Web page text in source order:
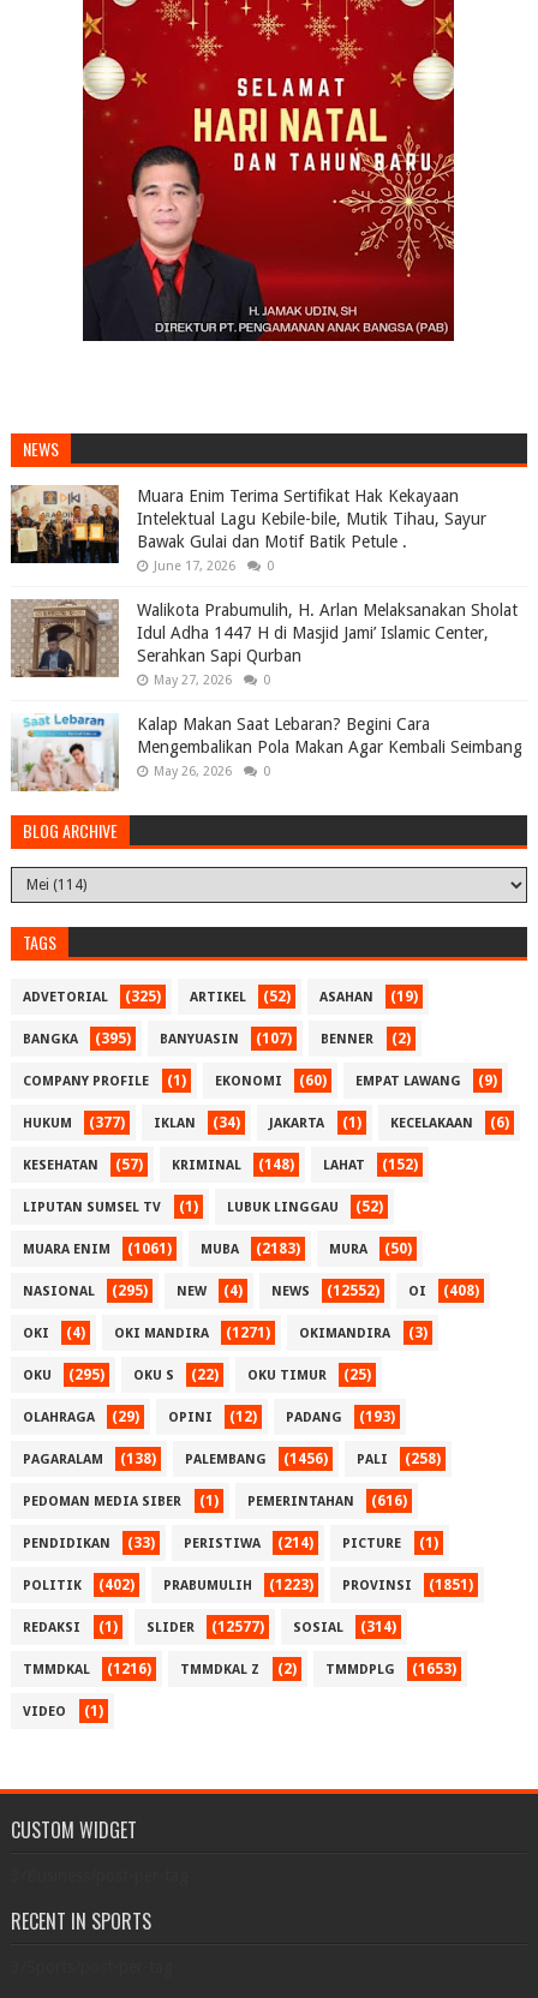
NEWS
Muara Enim Terima Sertifikat Hak Kekayaan
Intelektual Lagu Kebile-bile, Mutik Tihau, Sayur
Bawak Gulai dan Motif Batik Petule .
June 17, 2026 0
Walikota Prabumulih, H. Arlan Melaksanakan Sholat
Idul Adha 1447 H di Masjid Jami’ Islamic Center,
Serahkan Sapi Qurban
May 27, 2026 0
Kalap Makan Saat Lebaran? Begini Cara
Mengembalikan Pola Makan Agar Kembali Seimbang
May 26, 2026 0
BLOG ARCHIVE
TAGS
ADVETORIAL (325) ARTIKEL (52) ASAHAN (19)
BANGKA (395) BANYUASIN (107) BENNER (2)
COMPANY PROFILE (1) EKONOMI (60) EMPAT LAWANG (9)
HUKUM (377) IKLAN (34) JAKARTA (1) KECELAKAAN (6)
KESEHATAN (57) KRIMINAL (148) LAHAT (152)
LIPUTAN SUMSEL TV (1) LUBUK LINGGAU (52)
MUARA ENIM (1061) MUBA (2183) MURA (50)
NASIONAL (295) NEW (4) NEWS (12552) OI (408)
OKI (4) OKI MANDIRA (1271) OKIMANDIRA (3)
OKU (295) OKU S (22) OKU TIMUR (25)
OLAHRAGA (29) OPINI (12) PADANG (193)
PAGARALAM (138) PALEMBANG (1456) PALI (258)
PEDOMAN MEDIA SIBER (1) PEMERINTAHAN (616)
PENDIDIKAN (33) PERISTIWA (214) PICTURE (1)
POLITIK (402) PRABUMULIH (1223) PROVINSI (1851)
REDAKSI (1) SLIDER (12577) SOSIAL (314)
TMMDKAL (1216) TMMDKAL Z (2) TMMDPLG (1653)
VIDEO (1)
CUSTOM WIDGET
RECENT IN SPORTS